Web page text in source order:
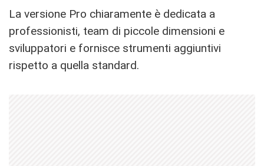
La versione Pro chiaramente è dedicata a
professionisti, team di piccole dimensioni e
sviluppatori e fornisce strumenti aggiuntivi
rispetto a quella standard.